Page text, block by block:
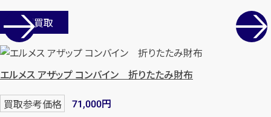
店舗買取
エルメス アザップ コンバイン 折りたたみ財布
買取参考価格 71,000円